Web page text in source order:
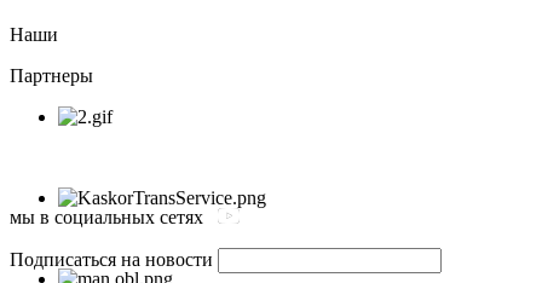
Наши
Партнеры
мы в социальных сетях
Подписаться на новости